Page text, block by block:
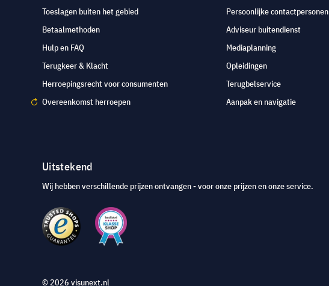
Toeslagen buiten het gebied
Betaalmethoden
Hulp en FAQ
Terugkeer & Klacht
Herroepingsrecht voor consumenten
Overeenkomst herroepen
Persoonlijke contactpersonen
Adviseur buitendienst
Mediaplanning
Opleidingen
Terugbelservice
Aanpak en navigatie
Uitstekend
Wij hebben verschillende prijzen ontvangen - voor onze prijzen en onze service.
© 2026 visunext.nl